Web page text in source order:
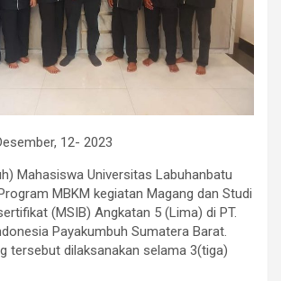
12- 2023
Mahasiswa Universitas Labuhanbatu
MBKM kegiatan Magang dan Studi
(MSIB) Angkatan 5 (Lima) di PT.
Payakumbuh Sumatera Barat.
tersebut dilaksanakan selama 3(tiga)